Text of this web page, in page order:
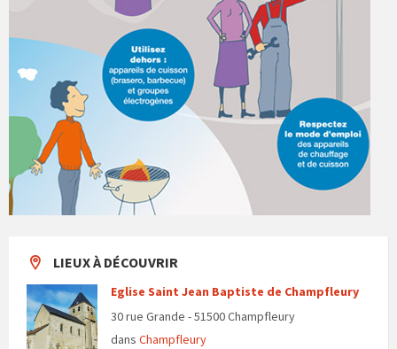
LIEUX À DÉCOUVRIR
Eglise Saint Jean Baptiste de Champfleury
30 rue Grande - 51500 Champfleury
dans Champfleury